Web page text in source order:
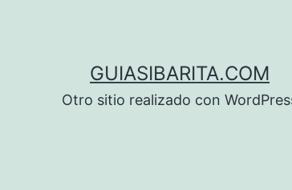
GUIASIBARITA.COM
Otro sitio realizado con